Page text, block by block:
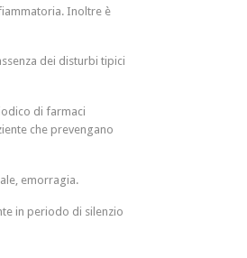
Inoltre è
dei disturbi tipici
di farmaci
che prevengano
emorragia.
in periodo di silenzio